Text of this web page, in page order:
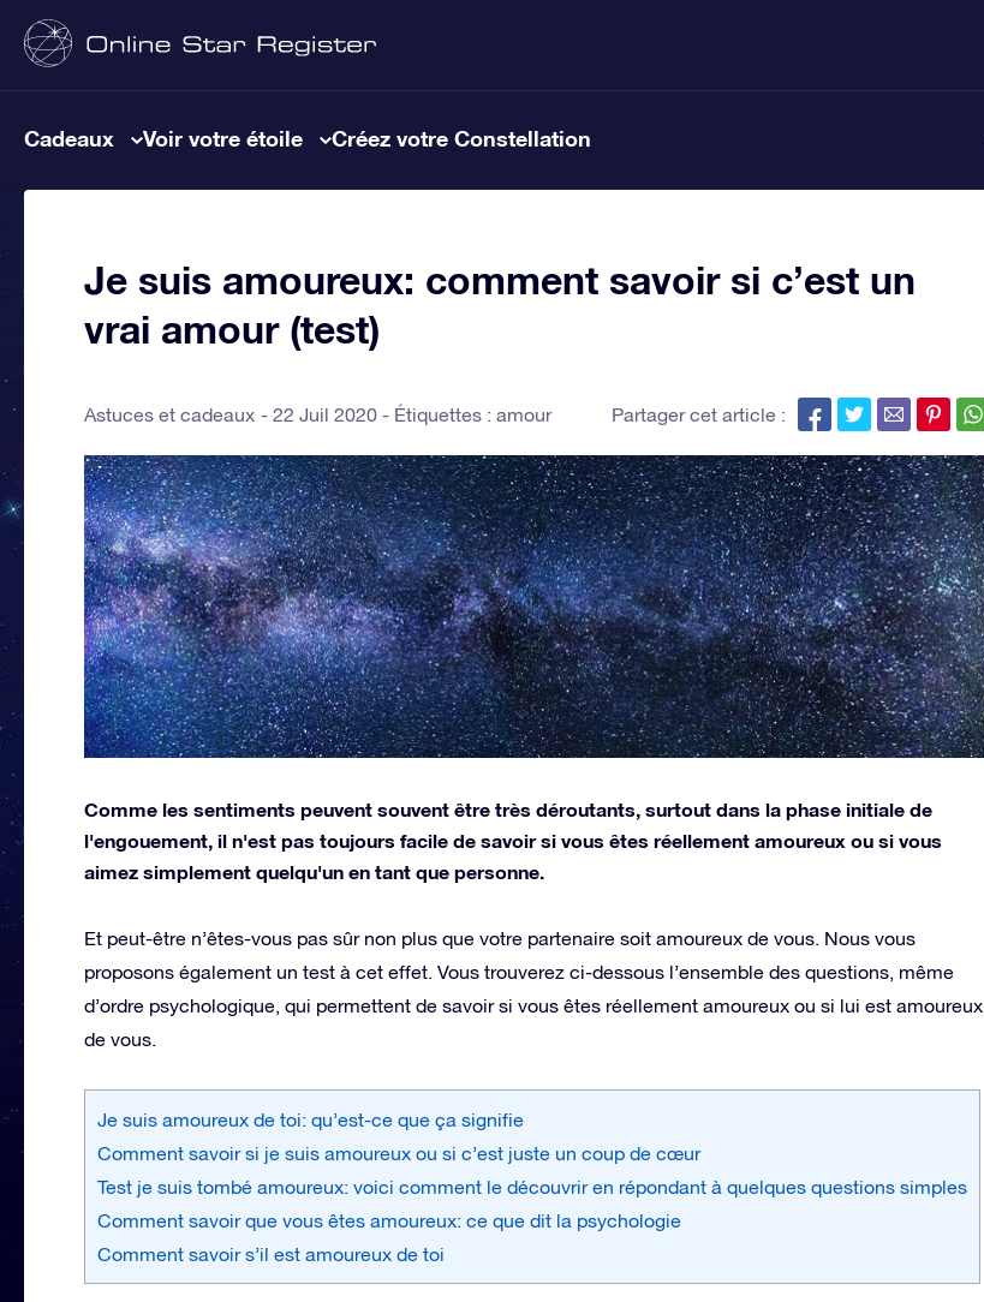
Cadeaux Voir votre étoile Créez votre Constellation
Je suis amoureux: comment savoir si c’est un
vrai amour (test)
Astuces et cadeaux 22 Juil 2020 - Étiquettes : amour Partager cet article :
Comme les sentiments peuvent souvent être très déroutants, surtout dans la phase initiale de
l'engouement, il n'est pas toujours facile de savoir si vous êtes réellement amoureux ou si vous
aimez simplement quelqu'un en tant que personne.
Et peut-être n’êtes-vous pas sûr non plus que votre partenaire soit amoureux de vous. Nous vous
proposons également un test à cet effet. Vous trouverez ci-dessous l’ensemble des questions, même
d’ordre psychologique, qui permettent de savoir si vous êtes réellement amoureux ou si lui est amoureux
de vous.
Je suis amoureux de toi: qu’est-ce que ça signifie
Comment savoir si je suis amoureux ou si c’est juste un coup de cœur
Test je suis tombé amoureux: voici comment le découvrir en répondant à quelques questions simples
Comment savoir que vous êtes amoureux: ce que dit la psychologie
Comment savoir s’il est amoureux de toi